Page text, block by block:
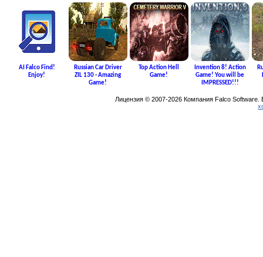
AI Falco Find!
Enjoy!
Russian Car Driver
ZIL 130 - Amazing
Game!
Top Action Hell
Game!
Invention 8! Action
Game! You will be
IMPRESSED!!!
Лицензия © 2007-2026 Компания Falco